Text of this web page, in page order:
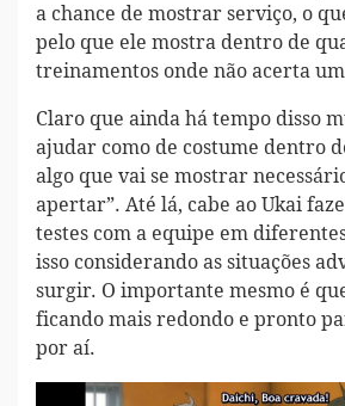
a chance de mostrar serviço, o
pelo que ele mostra dentro de
treinamentos onde não acerta
Claro que ainda há tempo disso
ajudar como de costume dentro
algo que vai se mostrar
apertar”. Até lá, cabe ao Ukai
testes com a equipe em
isso considerando as situações
surgir. O importante mesmo é
ficando mais redondo e pronto
por aí.